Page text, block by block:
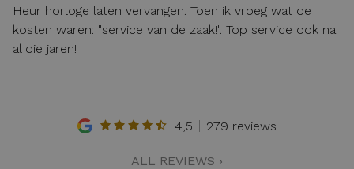
Heur horloge laten vervangen. Toen ik vroeg wat de
kosten waren: "service van de zaak!". Top service ook na
al die jaren!
4,5 279 reviews
ALL REVIEWS ›